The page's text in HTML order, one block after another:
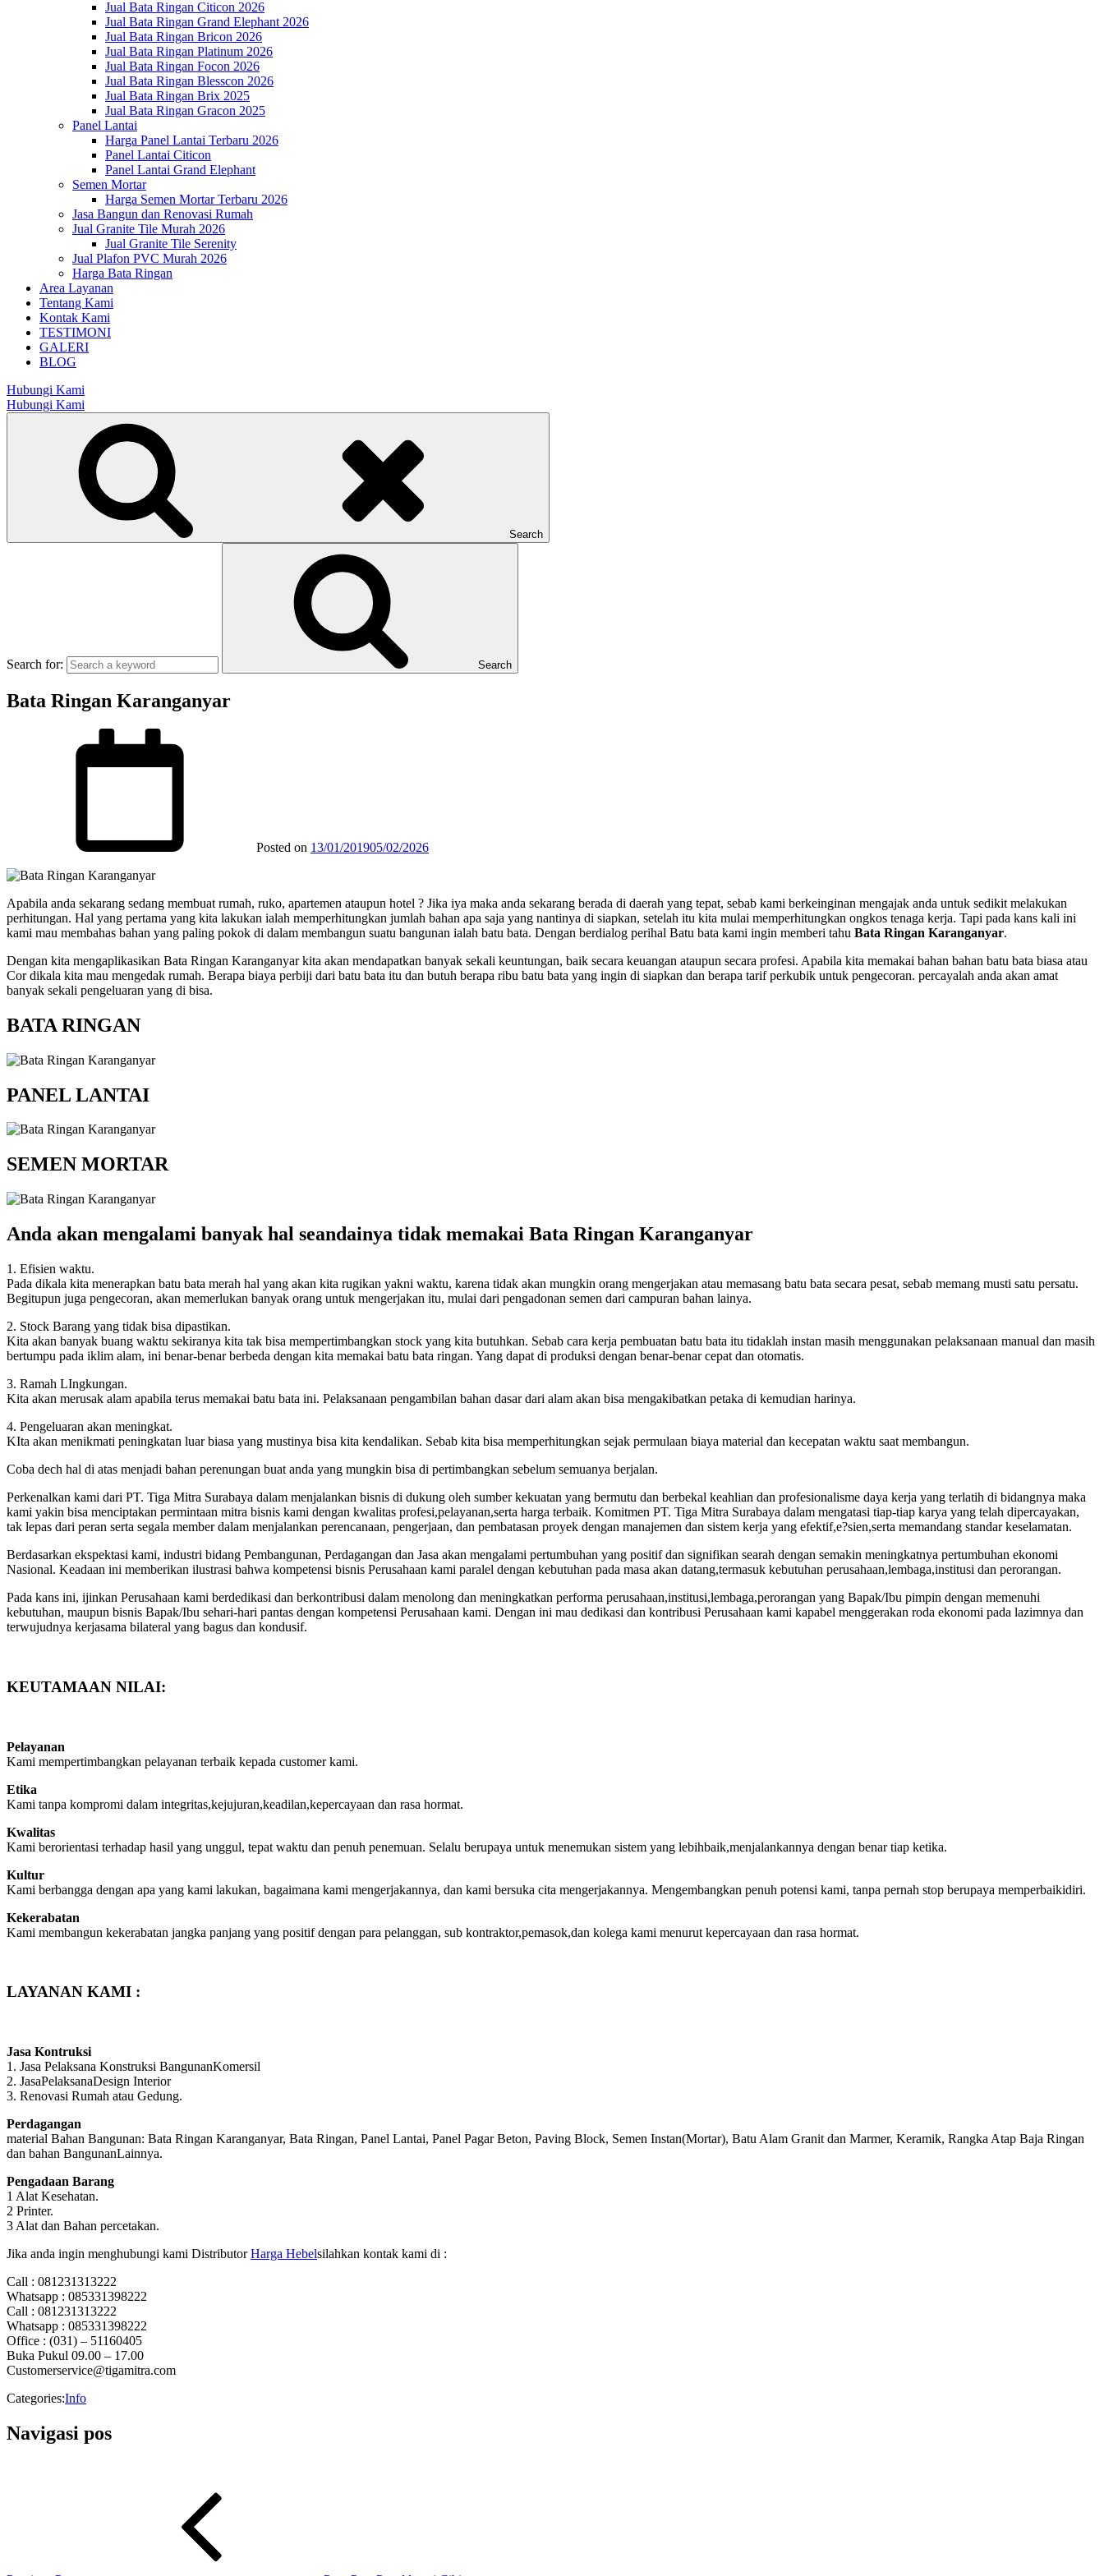
Jual Bata Ringan Citicon 2026
Jual Bata Ringan Grand Elephant 2026
Jual Bata Ringan Bricon 2026
Jual Bata Ringan Platinum 2026
Jual Bata Ringan Focon 2026
Jual Bata Ringan Blesscon 2026
Jual Bata Ringan Brix 2025
Jual Bata Ringan Gracon 2025
Panel Lantai
Harga Panel Lantai Terbaru 2026
Panel Lantai Citicon
Panel Lantai Grand Elephant
Semen Mortar
Harga Semen Mortar Terbaru 2026
Jasa Bangun dan Renovasi Rumah
Jual Granite Tile Murah 2026
Jual Granite Tile Serenity
Jual Plafon PVC Murah 2026
Harga Bata Ringan
Area Layanan
Tentang Kami
Kontak Kami
TESTIMONI
GALERI
BLOG
Hubungi Kami
Hubungi Kami
Search
Search for: Search
Bata Ringan Karanganyar
Posted on 13/01/201905/02/2026
Apabila anda sekarang sedang membuat rumah, ruko, apartemen ataupun hotel ? Jika iya maka anda sekarang berada di daerah yang tepat, sebab kami berkeinginan mengajak anda untuk sedikit melakukan
perhitungan. Hal yang pertama yang kita lakukan ialah memperhitungkan jumlah bahan apa saja yang nantinya di siapkan, setelah itu kita mulai memperhitungkan ongkos tenaga kerja. Tapi pada kans kali ini
kami mau membahas bahan yang paling pokok di dalam membangun suatu bangunan ialah batu bata. Dengan berdialog perihal Batu bata kami ingin memberi tahu Bata Ringan Karanganyar.
Dengan kita mengaplikasikan Bata Ringan Karanganyar kita akan mendapatkan banyak sekali keuntungan, baik secara keuangan ataupun secara profesi. Apabila kita memakai bahan bahan batu bata biasa atau
Cor dikala kita mau mengedak rumah. Berapa biaya perbiji dari batu bata itu dan butuh berapa ribu batu bata yang ingin di siapkan dan berapa tarif perkubik untuk pengecoran. percayalah anda akan amat
banyak sekali pengeluaran yang di bisa.
BATA RINGAN
PANEL LANTAI
SEMEN MORTAR
Anda akan mengalami banyak hal seandainya tidak memakai Bata Ringan Karanganyar
1. Efisien waktu.
Pada dikala kita menerapkan batu bata merah hal yang akan kita rugikan yakni waktu, karena tidak akan mungkin orang mengerjakan atau memasang batu bata secara pesat, sebab memang musti satu persatu.
Begitupun juga pengecoran, akan memerlukan banyak orang untuk mengerjakan itu, mulai dari pengadonan semen dari campuran bahan lainya.
2. Stock Barang yang tidak bisa dipastikan.
Kita akan banyak buang waktu sekiranya kita tak bisa mempertimbangkan stock yang kita butuhkan. Sebab cara kerja pembuatan batu bata itu tidaklah instan masih menggunakan pelaksanaan manual dan masih
bertumpu pada iklim alam, ini benar-benar berbeda dengan kita memakai batu bata ringan. Yang dapat di produksi dengan benar-benar cepat dan otomatis.
3. Ramah LIngkungan.
Kita akan merusak alam apabila terus memakai batu bata ini. Pelaksanaan pengambilan bahan dasar dari alam akan bisa mengakibatkan petaka di kemudian harinya.
4. Pengeluaran akan meningkat.
KIta akan menikmati peningkatan luar biasa yang mustinya bisa kita kendalikan. Sebab kita bisa memperhitungkan sejak permulaan biaya material dan kecepatan waktu saat membangun.
Coba dech hal di atas menjadi bahan perenungan buat anda yang mungkin bisa di pertimbangkan sebelum semuanya berjalan.
Perkenalkan kami dari PT. Tiga Mitra Surabaya dalam menjalankan bisnis di dukung oleh sumber kekuatan yang bermutu dan berbekal keahlian dan profesionalisme daya kerja yang terlatih di bidangnya maka
kami yakin bisa menciptakan permintaan mitra bisnis kami dengan kwalitas profesi,pelayanan,serta harga terbaik. Komitmen PT. Tiga Mitra Surabaya dalam mengatasi tiap-tiap karya yang telah dipercayakan,
tak lepas dari peran serta segala member dalam menjalankan perencanaan, pengerjaan, dan pembatasan proyek dengan manajemen dan sistem kerja yang efektif,e?sien,serta memandang standar keselamatan.
Berdasarkan ekspektasi kami, industri bidang Pembangunan, Perdagangan dan Jasa akan mengalami pertumbuhan yang positif dan signifikan searah dengan semakin meningkatnya pertumbuhan ekonomi
Nasional. Keadaan ini memberikan ilustrasi bahwa kompetensi bisnis Perusahaan kami paralel dengan kebutuhan pada masa akan datang,termasuk kebutuhan perusahaan,lembaga,institusi dan perorangan.
Pada kans ini, ijinkan Perusahaan kami berdedikasi dan berkontribusi dalam menolong dan meningkatkan performa perusahaan,institusi,lembaga,perorangan yang Bapak/Ibu pimpin dengan memenuhi
kebutuhan, maupun bisnis Bapak/Ibu sehari-hari pantas dengan kompetensi Perusahaan kami. Dengan ini mau dedikasi dan kontribusi Perusahaan kami kapabel menggerakan roda ekonomi pada lazimnya dan
terwujudnya kerjasama bilateral yang bagus dan kondusif.
KEUTAMAAN NILAI:
Pelayanan
Kami mempertimbangkan pelayanan terbaik kepada customer kami.
Etika
Kami tanpa kompromi dalam integritas,kejujuran,keadilan,kepercayaan dan rasa hormat.
Kwalitas
Kami berorientasi terhadap hasil yang unggul, tepat waktu dan penuh penemuan. Selalu berupaya untuk menemukan sistem yang lebihbaik,menjalankannya dengan benar tiap ketika.
Kultur
Kami berbangga dengan apa yang kami lakukan, bagaimana kami mengerjakannya, dan kami bersuka cita mengerjakannya. Mengembangkan penuh potensi kami, tanpa pernah stop berupaya memperbaikidiri.
Kekerabatan
Kami membangun kekerabatan jangka panjang yang positif dengan para pelanggan, sub kontraktor,pemasok,dan kolega kami menurut kepercayaan dan rasa hormat.
LAYANAN KAMI :
Jasa Kontruksi
1. Jasa Pelaksana Konstruksi BangunanKomersil
2. JasaPelaksanaDesign Interior
3. Renovasi Rumah atau Gedung.
Perdagangan
material Bahan Bangunan: Bata Ringan Karanganyar, Bata Ringan, Panel Lantai, Panel Pagar Beton, Paving Block, Semen Instan(Mortar), Batu Alam Granit dan Marmer, Keramik, Rangka Atap Baja Ringan
dan bahan BangunanLainnya.
Pengadaan Barang
1 Alat Kesehatan.
2 Printer.
3 Alat dan Bahan percetakan.
Jika anda ingin menghubungi kami DistributorHarga Hebelsilahkan kontak kami di :
Call : 081231313222
Whatsapp : 085331398222
Call : 081231313222
Whatsapp : 085331398222
Office : (031) – 51160405
Buka Pukul 09.00 – 17.00
Customerservice@tigamitra.com
Categories:Info
Navigasi pos